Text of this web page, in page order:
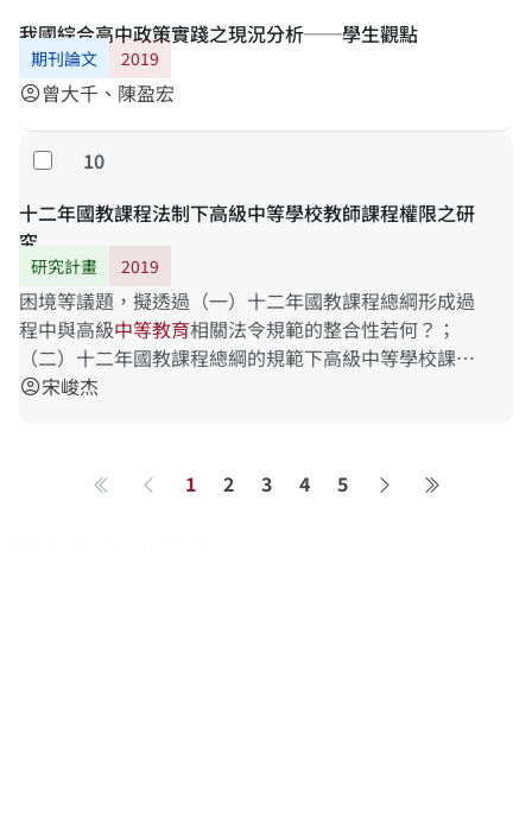
我國綜合高中政策實踐之現況分析──學生觀點
期刊論文 2019
account_circle曾大千、陳盈宏
勾選
10
十二年國教課程法制下高級中等學校教師課程權限之研
究
研究計畫 2019
困境等議題，擬透過（一）十二年國教課程總綱形成過
程中與高級中等教育相關法令規範的整合性若何？；
（二）十二年國教課程總綱的規範下高級中等學校課程
發展委員會對於高中教師應享有之課程權限的行使上採
account_circle宋峻杰
第一頁上一頁
1 2 3 4 5 下一頁最後一頁